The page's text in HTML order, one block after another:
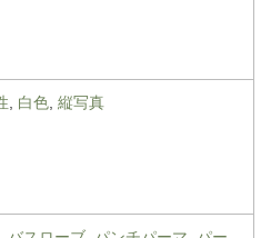
白色 縦写真